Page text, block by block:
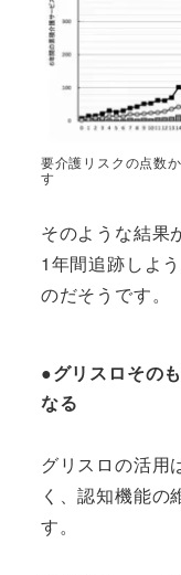
要介護リスクの点数
す
そのような結果
1年間追跡しよ
のだそうです。
●グリスロその
なる
グリスロの活用
く、認知機能の
す。